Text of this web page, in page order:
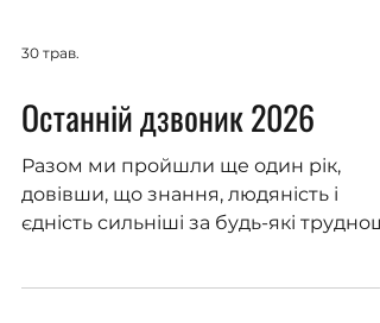
30 трав.
Останній дзвоник 2026
Разом ми пройшли ще один рік,